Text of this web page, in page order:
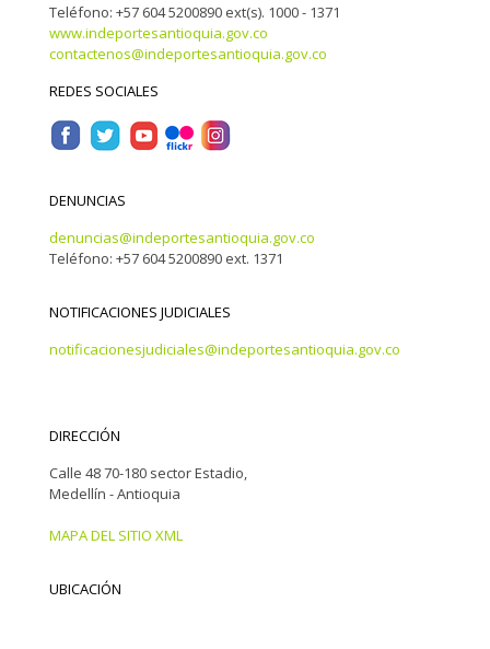
Teléfono: +57 604 5200890 ext(s). 1000 - 1371
www.indeportesantioquia.gov.co
contactenos@indeportesantioquia.gov.co
REDES SOCIALES
DENUNCIAS
denuncias@indeportesantioquia.gov.co
Teléfono: +57 604 5200890 ext. 1371
NOTIFICACIONES JUDICIALES
notificacionesjudiciales@indeportesantioquia.gov.co
DIRECCIÓN
Calle 48 70-180 sector Estadio,
Medellín - Antioquia
MAPA DEL SITIO XML
UBICACIÓN